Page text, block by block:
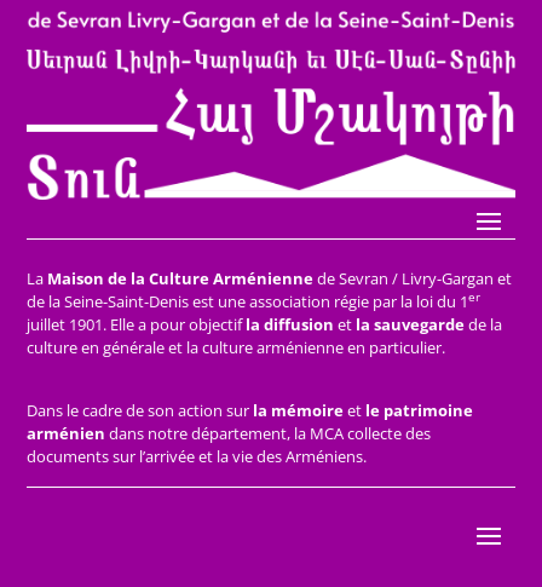
La Maison de la Culture Arméniennede Sevran / Livry-Gargan et
de la Seine-Saint-Denis est une association régie par la loi du 1er
juillet 1901. Elle a pour objectifla diffusion et la sauvegardede la
culture en générale et la culture arménienne en particulier.
Dans le cadre de son action sur la mémoireet le patrimoine
arménien dans notre département, la MCA collecte des
documents sur l’arrivée et la vie des Arméniens.